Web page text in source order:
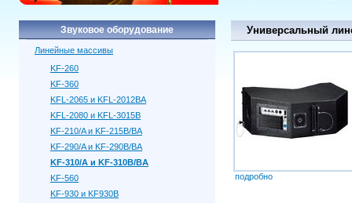
Универсальный
подробно
Звуковое оборудование
Линейные массивы
KF-260
KF-360
KFL-2065 и KFL-2012BA
KFL-2080 и KFL-3015B
KF-210/A и KF-215B/BA
KF-290/A и KF-290B/BA
KF-310/A и KF-310B/BA
KF-560
KF-930 и KF930B